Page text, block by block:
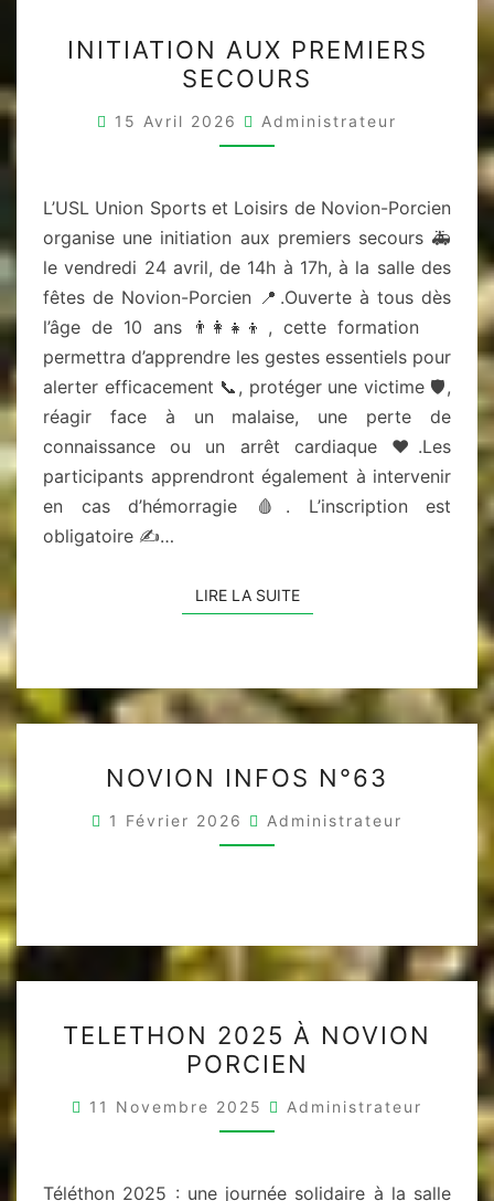
AUX
PREMIERS
SECOURS
INITIATION AUX PREMIERS
SECOURS
15 Avril 2026 Administrateur
L’USL Union Sports et Loisirs de Novion-Porcien
organise une initiation aux premiers secours 🚑
le vendredi 24 avril, de 14h à 17h, à la salle des
fêtes de Novion-Porcien 📍.Ouverte à tous dès
l’âge de 10 ans 👨‍👩‍👧‍👦, cette formation
permettra d’apprendre les gestes essentiels pour
alerter efficacement 📞, protéger une victime 🛡️,
réagir face à un malaise, une perte de
connaissance ou un arrêt cardiaque ❤️.Les
participants apprendront également à intervenir
en cas d’hémorragie 🩸. L’inscription est
obligatoire ✍️…
LIRE LA SUITELIRE LA SUITE
INFOS
N°63
NOVION INFOS N°63
1 Février 2026 Administrateur
2025
À
NOVION
PORCIEN
TELETHON 2025 À NOVION
PORCIEN
11 Novembre 2025 Administrateur
Téléthon 2025 : une journée solidaire à la salle